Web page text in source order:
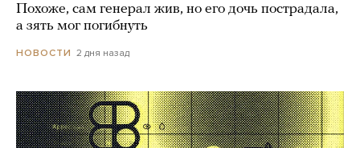
Похоже, сам генерал жив, но его дочь пострадала,
а зять мог погибнуть
НОВОСТИ 2 дня назад